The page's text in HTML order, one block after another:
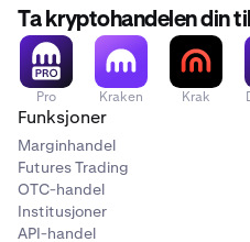
100 000 VET hver
11-20
500 000 VET
50 000 VET hver
Ta kryptohandelen din
Pro Kraken Krak
Funksjoner
Marginhandel
Futures Trading
OTC-handel
Institusjoner
API-handel